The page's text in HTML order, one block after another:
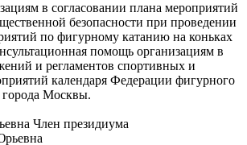
в согласовании плана мероприятий
безопасности при проведении
по фигурному катанию на коньках
помощь организациям в
и регламентов спортивных и
календаря Федерации фигурного
города Москвы.
Член президиума